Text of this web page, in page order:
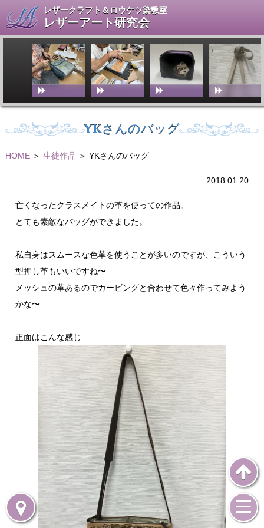
レザークラフト＆ロウケツ染教室
レザーアート研究会
YKさんのバッグ
HOME＞ 生徒作品 ＞ YKさんのバッグ
2018.01.20
亡くなったクラスメイトの革を使っての作品。
とても素敵なバッグができました。
私自身はスムースな色革を使うことが多いのですが、こういう
型押し革もいいですね〜
メッシュの革あるのでカービングと合わせて色々作ってみよう
かな〜
正面はこんな感じ